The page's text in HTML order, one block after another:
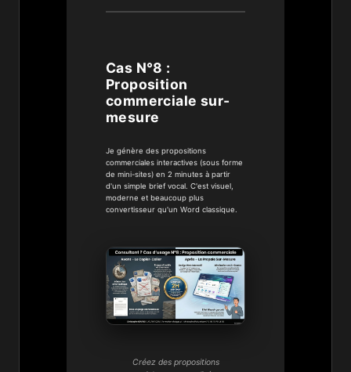
Cas N°8 :
Proposition
commerciale sur-
mesure
Je génère des propositions
commerciales interactives (sous forme
de mini-sites) en 2 minutes à partir
d'un simple brief vocal. C'est visuel,
moderne et beaucoup plus
convertisseur qu'un Word classique.
Créez des propositions